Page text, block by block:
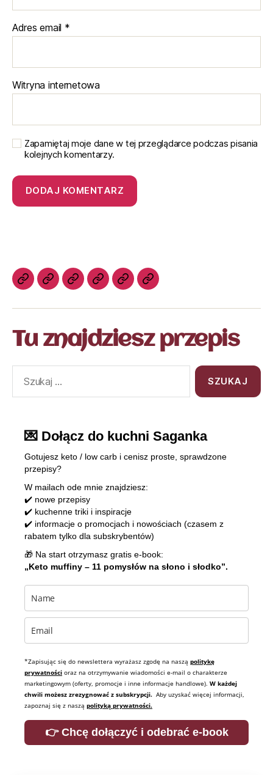
Adres email *
Witryna internetowa
Zapamiętaj moje dane w tej przeglądarce podczas pisania
kolejnych komentarzy.
Tu znajdziesz przepis
💌 Dołącz do kuchni Saganka
Gotujesz keto / low carb i cenisz proste, sprawdzone
przepisy?
W mailach ode mnie znajdziesz:
✔️ nowe przepisy
✔️ kuchenne triki i inspiracje
✔️ informacje o promocjach i nowościach (czasem z
rabatem tylko dla subskrybentów)
🎁 Na start otrzymasz gratis e-book:
„Keto muffiny – 11 pomysłów na słono i słodko”.
*Zapisując się do newslettera wyrażasz zgodę na naszą politykę
prywatności oraz na otrzymywanie wiadomości e-mail o charakterze
marketingowym (oferty, promocje i inne informacje handlowe). W każdej
chwili możesz zrezygnować z subskrypcji. Aby uzyskać więcej informacji,
zapoznaj się z naszą polityką prywatności.
👉 Chcę dołączyć i odebrać e-book